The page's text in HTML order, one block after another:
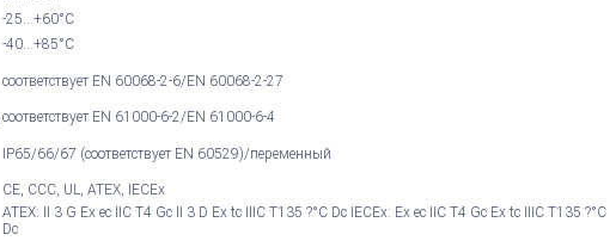
-25...+60°С
-40...+85°С
соответствует EN 60068-2-6/EN 60068-2-27
соответствует EN 61000-6-2/EN 61000-6-4
IP65/66/67 (соответствует EN 60529)/переменный
CE, CCC, UL, ATEX, IECEx
ATEX: II 3 G Ex ec IIC T4 Gc II 3 D Ex tc IIIC T135 ?°C Dc IECEx: Ex ec IIC T4 Gc Ex tc IIIC T135 ?°C
Dc